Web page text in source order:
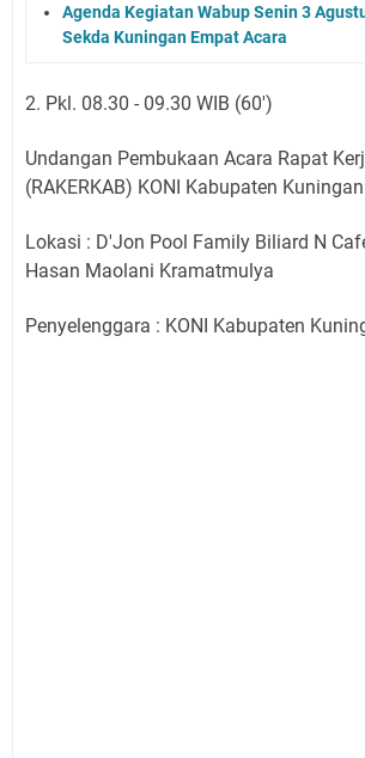
Agenda Kegiatan Wabup Senin 3
Sekda Kuningan Empat Acara
2. Pkl. 08.30 - 09.30 WIB (60')
Undangan Pembukaan Acara Rapat
(RAKERKAB) KONI Kabupaten
Lokasi : D'Jon Pool Family Biliard N
Hasan Maolani Kramatmulya
Penyelenggara : KONI Kabupaten